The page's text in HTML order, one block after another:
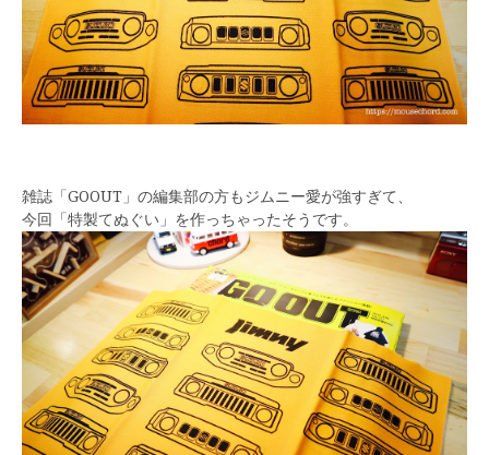
雑誌「GOOUT」の編集部の方もジムニー愛が強すぎて、
今回「特製てぬぐい」を作っちゃったそうです。